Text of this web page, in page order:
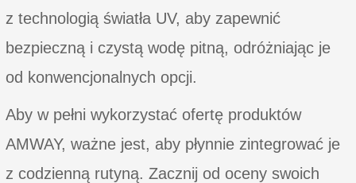
z technologią światła UV, aby zapewnić
bezpieczną i czystą wodę pitną, odróżniając je
od konwencjonalnych opcji.
Aby w pełni wykorzystać ofertę produktów
AMWAY, ważne jest, aby płynnie zintegrować je
z codzienną rutyną. Zacznij od oceny swoich